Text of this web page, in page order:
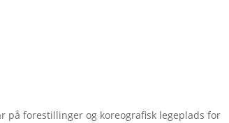
på forestillinger og koreografisk legeplads for